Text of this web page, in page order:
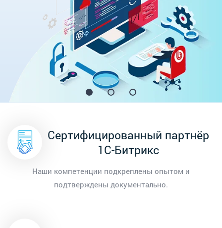
Сертифицированный партнёр
1С-Битрикс
Наши компетенции подкреплены опытом и
подтверждены документально.